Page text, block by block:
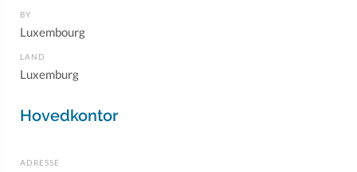
BY
Luxembourg
LAND
Luxemburg
Hovedkontor
ADRESSE